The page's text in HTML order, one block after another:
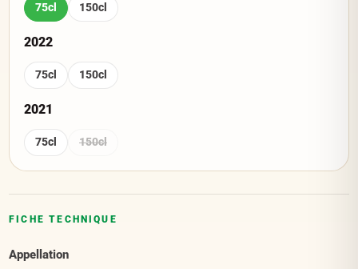
75cl 150cl
2022
75cl 150cl
2021
75cl 150cl
FICHE TECHNIQUE
Appellation